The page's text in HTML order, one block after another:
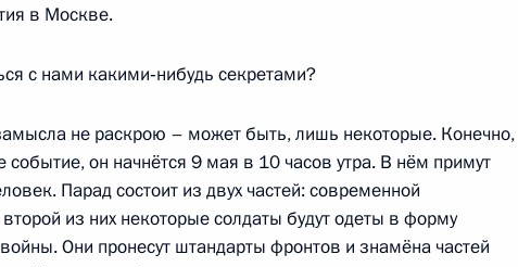
телеканалу Russia Today
в Москве.
с нами какими‑нибудь секретами?
не раскрою – может быть, лишь некоторые. Конечно,
он начнётся 9 мая в 10 часов утра. В нём примут
Парад состоит из двух частей: современной
из них некоторые солдаты будут одеты в форму
Они пронесут штандарты фронтов и знамёна частей